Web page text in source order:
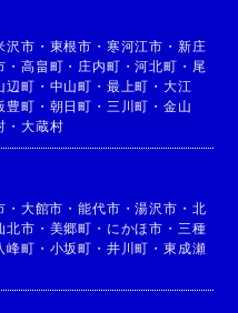
沢市 ・ 東根市 ・ 寒河江市 ・ 新庄
・ 高畠町 ・ 庄内町 ・河北町 ・ 尾
辺町 ・ 中山町 ・ 最上町 ・ 大江
豊町 ・ 朝日町 ・ 三川町 ・ 金山
・ 大蔵村
・ 大館市 ・能代市 ・湯沢市 ・ 北
北市 ・ 美郷町 ・ にかほ市 ・ 三種
峰町 ・ 小坂町 ・ 井川町 ・ 東成瀬